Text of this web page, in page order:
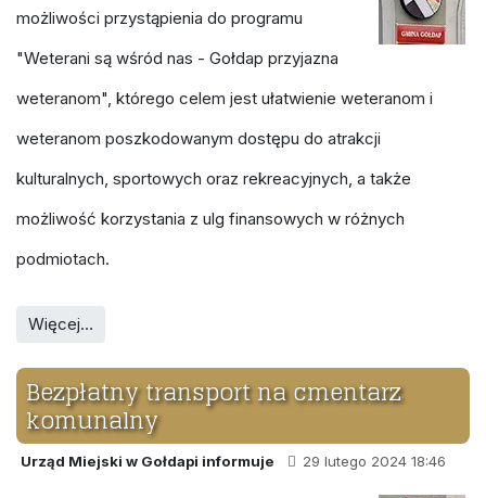
możliwości przystąpienia do programu
"Weterani są wśród nas - Gołdap przyjazna
weteranom", którego celem jest ułatwienie weteranom i
weteranom poszkodowanym dostępu do atrakcji
kulturalnych, sportowych oraz rekreacyjnych, a także
możliwość korzystania z ulg finansowych w różnych
podmiotach.
Więcej…
Bezpłatny transport na cmentarz
komunalny
Urząd Miejski w Gołdapi informuje 29 lutego 2024 18:46